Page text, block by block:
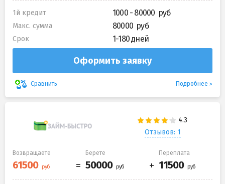
1й кредит 1000 - 80000
Макс. сумма 80000
Срок 1-180 дней
Оформить заявку
Сравнить Подробнее
Отзывов: 1
Возвращаете Берете Переплата